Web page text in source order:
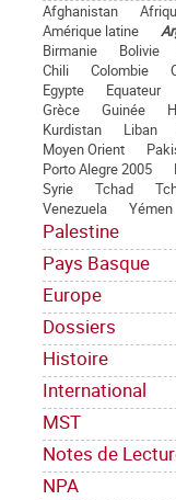
Afghanistan
Amérique latine
Birmanie
Bolivie
Chili
Colombie
Egypte
Equateur
Grèce
Guinée
Kurdistan
Liban
Moyen Orient
Porto Alegre 2005
Syrie
Tchad
Venezuela
Yémen
Palestine
Pays Basque
Europe
Dossiers
Histoire
International
MST
Notes de
NPA